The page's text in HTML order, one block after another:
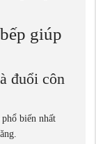
giúp
đuổi côn
biến nhất